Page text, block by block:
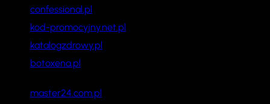
confessional.pl
kod-promocyjny.net.pl
katalogzdrowy.pl
botoxena.pl
master24.com.pl